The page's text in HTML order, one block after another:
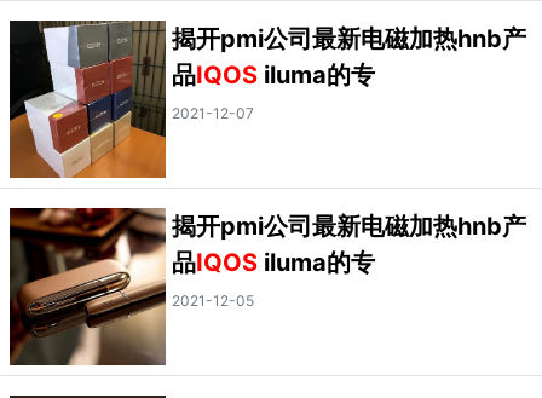
揭开pmi公司最新电磁加热hnb产
品IQOSiluma的专
2021-12-07
揭开pmi公司最新电磁加热hnb产
品IQOSiluma的专
2021-12-05